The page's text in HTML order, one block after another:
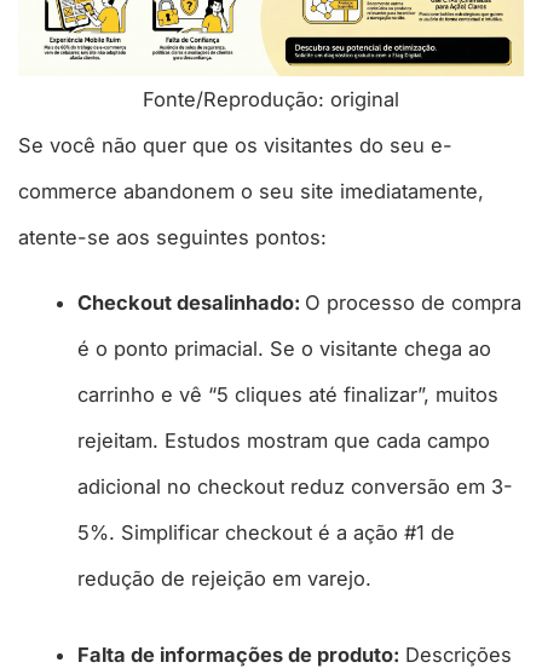
Fonte/Reprodução: original
Se você não quer que os visitantes do seu e-
commerce abandonem o seu site imediatamente,
atente-se aos seguintes pontos:
Checkout desalinhado: O processo de compra
é o ponto primacial. Se o visitante chega ao
carrinho e vê “5 cliques até finalizar”, muitos
rejeitam. Estudos mostram que cada campo
adicional no checkout reduz conversão em 3-
5%. Simplificar checkout é a ação #1 de
redução de rejeição em varejo.​
Falta de informações de produto: Descrições